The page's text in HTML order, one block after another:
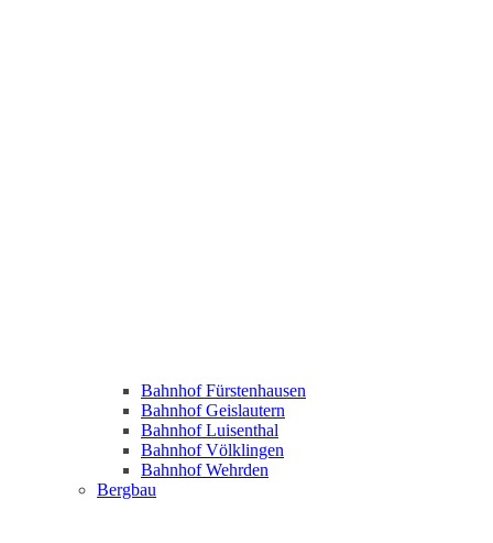
Bahnhof Fürstenhausen
Bahnhof Geislautern
Bahnhof Luisenthal
Bahnhof Völklingen
Bahnhof Wehrden
Bergbau